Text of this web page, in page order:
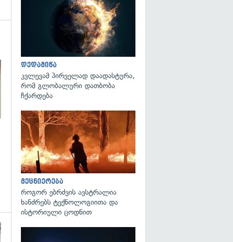
დედამიწა
კვლევამ პირველად დაადასტურა,
რომ გლობალური დათბობა
ჩქარდება
მეცნიერება
როგორ ებრძვის ავსტრალია
ხანძრებს ტექნოლოგიითა და
ისტორიული ცოდნით